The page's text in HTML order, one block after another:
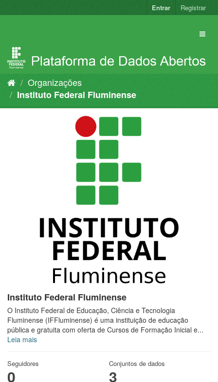
para
Entrar Registrar
Organizações
Instituto Federal Fluminense
Instituto Federal Fluminense
O Instituto Federal de Educação, Ciência e Tecnologia
Fluminense (IFFluminense) é uma instituição de educação
pública e gratuita com oferta de Cursos de Formação Inicial e...
Leia mais
Seguidores
0
Conjuntos de dados
3